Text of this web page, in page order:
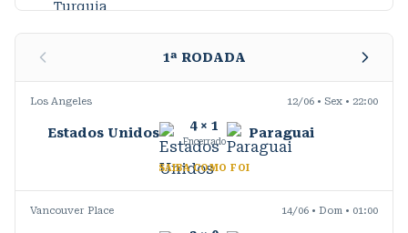
1ª RODADA
Los Angeles 12/06 • Sex • 22:00
Estados Unidos 4× 1
Encerrado
Paraguai
SAIBA COMO FOI
Vancouver Place 14/06 • Dom • 01:00